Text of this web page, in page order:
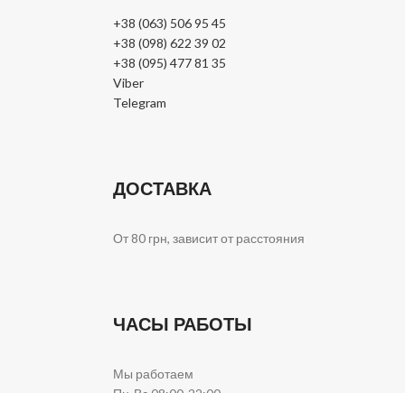
+38 (063) 506 95 45
+38 (098) 622 39 02
+38 (095) 477 81 35
Viber
Telegram
ДОСТАВКА
От 80 грн, зависит от расстояния
ЧАСЫ РАБОТЫ
Мы работаем